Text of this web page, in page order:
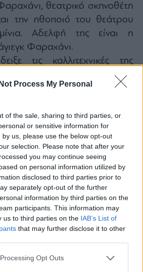
Process My Personal
of the sale, sharing to third parties, or
or sensitive information for
us, please use the below opt-out
selection. Please note that after your
you may continue seeing
on personal information utilized by
disclosed to third parties prior to
separately opt-out of the further
information by third parties on the
participants. This information may
us to third parties on the IAB’s List of
that may further disclose it to other
Opt Outs
θεατρικό σκηνοθέτη
την ηθοποιό του θεάτρου
Αδελφή της είναι η
Φαραχάνι.
τις καλλιτεχνικές της
σε ηλικία μόλις 5 ετών
το πιάνο. Σύντομα, το
ήδη αποκτήσει μεγάλη
όνομά της
επινοήθηκε από τον
σημαίνει «λουλούδι που
το νόμιμο όνομά της είναι
«δώρο του δρόμου».
επιτυχία
επιτυχία της ηθοποιού
βιογραφικό της το 1998